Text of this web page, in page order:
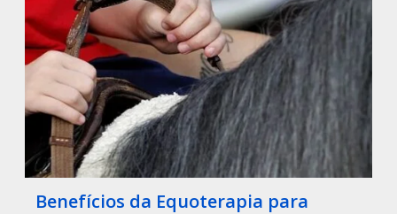
Benefícios da Equoterapia para